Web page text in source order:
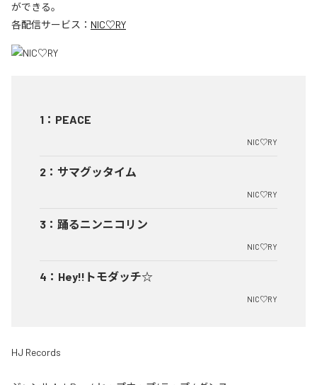
ができる。
各配信サービス： NIC♡RY
1 ： PEACE
NIC♡RY
2 ： サマグッタイム
NIC♡RY
3 ： 踊るニンニコリン
NIC♡RY
4 ： Hey!!トモダッチ☆
NIC♡RY
HJ Records